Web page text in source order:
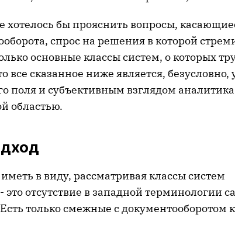
хотелось бы прояснить вопросы,
спрос на решения в которой
основные классы систем, о которых
все сказанное ниже является,
поля и субъективным взглядом
областью.
в виду, рассматривая классы систем
это отсутствие в западной терминологии
только смежные с документооборотом